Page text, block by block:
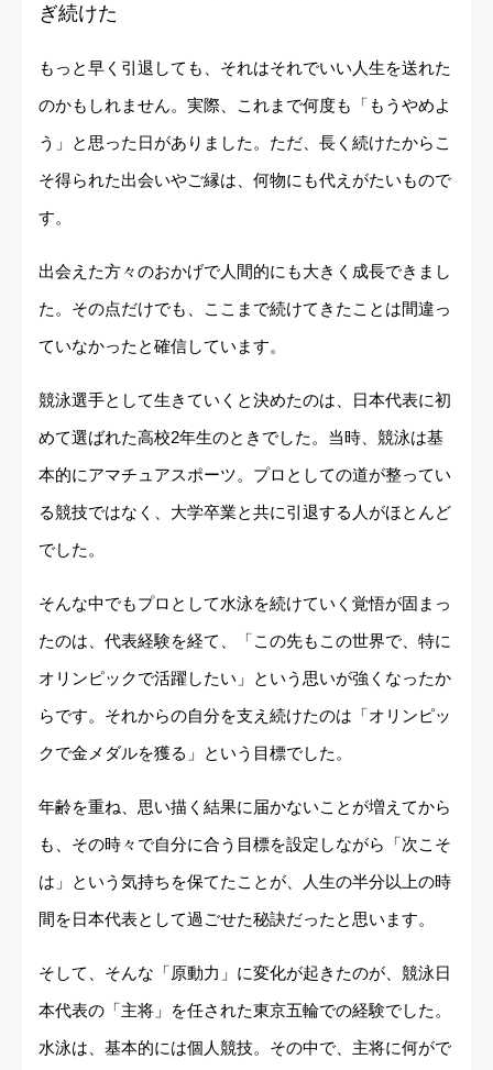
ぎ続けた
もっと早く引退しても、それはそれでいい人生を送れた
のかもしれません。実際、これまで何度も「もうやめよ
う」と思った日がありました。ただ、長く続けたからこ
そ得られた出会いやご縁は、何物にも代えがたいもので
す。
出会えた方々のおかげで人間的にも大きく成長できまし
た。その点だけでも、ここまで続けてきたことは間違っ
ていなかったと確信しています。
競泳選手として生きていくと決めたのは、日本代表に初
めて選ばれた高校2年生のときでした。当時、競泳は基
本的にアマチュアスポーツ。プロとしての道が整ってい
る競技ではなく、大学卒業と共に引退する人がほとんど
でした。
そんな中でもプロとして水泳を続けていく覚悟が固まっ
たのは、代表経験を経て、「この先もこの世界で、特に
オリンピックで活躍したい」という思いが強くなったか
らです。それからの自分を支え続けたのは「オリンピッ
クで金メダルを獲る」という目標でした。
年齢を重ね、思い描く結果に届かないことが増えてから
も、その時々で自分に合う目標を設定しながら「次こそ
は」という気持ちを保てたことが、人生の半分以上の時
間を日本代表として過ごせた秘訣だったと思います。
そして、そんな「原動力」に変化が起きたのが、競泳日
本代表の「主将」を任された東京五輪での経験でした。
水泳は、基本的には個人競技。その中で、主将に何がで